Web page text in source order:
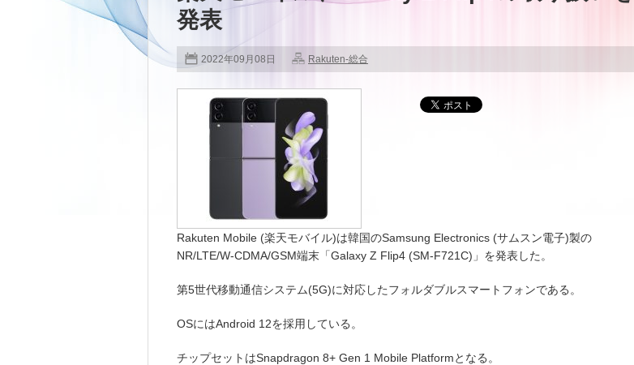
発表
2022年09月08日 Rakuten-総合
Rakuten Mobile (楽天モバイル)は韓国のSamsung Electronics (サムスン電子)製の
NR/LTE/W-CDMA/GSM端末「Galaxy Z Flip4 (SM-F721C)」を発表した。
第5世代移動通信システム(5G)に対応したフォルダブルスマートフォンである。
OSにはAndroid 12を採用している。
チップセットはSnapdragon 8+ Gen 1 Mobile Platformとなる。